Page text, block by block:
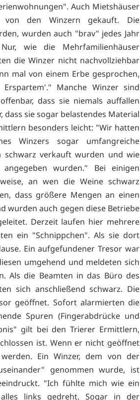
Auch Mietshäuser
von den Winzern gekauft. Die
wurden auch "brav" jedes Jahr
wie die Mehrfamilienhäuser
die Winzer nicht nachvollziehbar
mal von einem Erbe gesprochen,
Manche Winzer sind
dass sie niemals auffallen
dass sie sogar belastendes Material
besonders leicht: "Wir hatten
Winzers sogar umfangreiche
schwarz verkauft wurden und wie
angegeben wurden." Bei einigen
an wen die Weine schwarz
dass größere Mengen an einen
wurden auch gegen diese Betriebe
Derzeit laufen hier mehrere
ein "Schnippchen". Als sie dort
Ein aufgefundener Tresor war
umgehend und meldeten sich
Als die Beamten in das Büro des
sich anschließend schwarz. Die
geöffnet. Sofort alarmierten die
Spuren (Fingerabdrücke und
gilt bei den Trierer Ermittlern,
ist. Wenn er nicht geöffnet
Ein Winzer, dem von der
genommen wurde, ist
"Ich fühlte mich wie ein
alles links gedreht. Sogar in der